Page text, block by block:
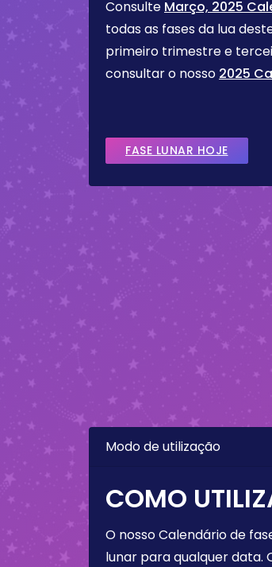
Consulte Março, 2025
todas as fases da lua
primeiro trimestre e
consultar o nosso 2025
FASE LUNAR HOJE
Modo de utilização
COMO
O nosso Calendário de
lunar para qualquer data.